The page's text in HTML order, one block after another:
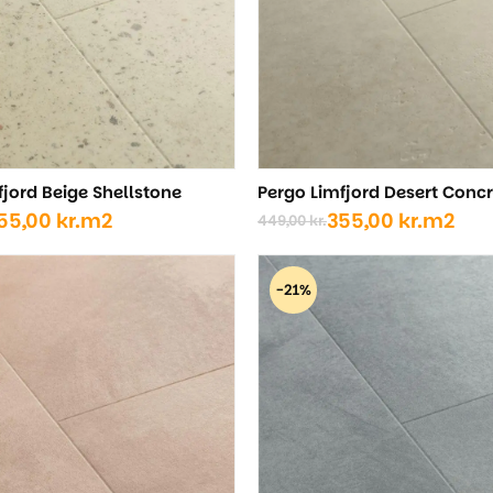
Beige Shellstone
kr.m2
Pergo Limfjord Desert
449,00kr.
Den
oprindelige
pris
var:
449,00 kr..
355,00 kr.
Den
aktuelle
pris
er:
355,00 kr..
m2
-21%